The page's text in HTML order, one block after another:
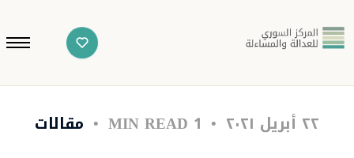
٢٢ أبريل ٢٠٢١ مقالات